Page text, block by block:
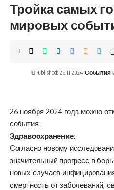
Тройка самых
мировых
Published: 26.11.2024 События
26 ноября 2024 года можно
события:
Здравоохранение:
Согласно новому
значительный прогресс в
новых случаев
смертность от заболеваний,